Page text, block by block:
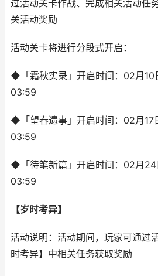
过活动关卡作战、完成相关活动任
关活动奖励
活动关卡将进行分段式开启：
◆「霜秋实录」开启时间：02月
03:59
◆「望春遗事」开启时间：02月17
03:59
◆「待笔新篇」开启时间：02月
03:59
【岁时考异】
活动说明：活动期间，玩家可通过
时考异】中相关任务获取奖励